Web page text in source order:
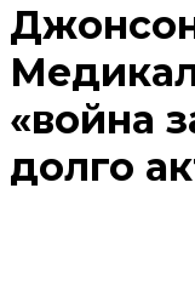
«война
долго